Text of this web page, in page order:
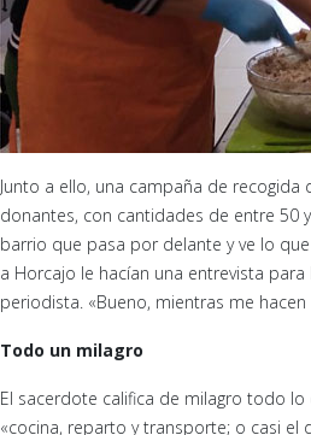
Junto a ello, una campaña de
donantes, con cantidades de entre 50
barrio que pasa por delante y ve lo
a Horcajo le hacían una entrevista para
periodista. «Bueno, mientras me
Todo un milagro
El sacerdote califica de milagro todo
«cocina, reparto y transporte; o casi